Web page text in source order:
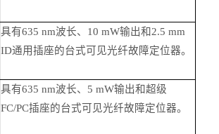
具有635 nm波长、10 mW输出和2.5 mm
ID通用插座的台式可见光纤故障定位器。
具有635 nm波长、5 mW输出和超级
FC/PC插座的台式可见光纤故障定位器。